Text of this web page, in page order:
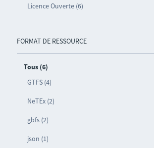
Licence Ouverte (6)
FORMAT DE RESSOURCE
Tous (6)
GTFS (4)
NeTEx (2)
gbfs (2)
json (1)